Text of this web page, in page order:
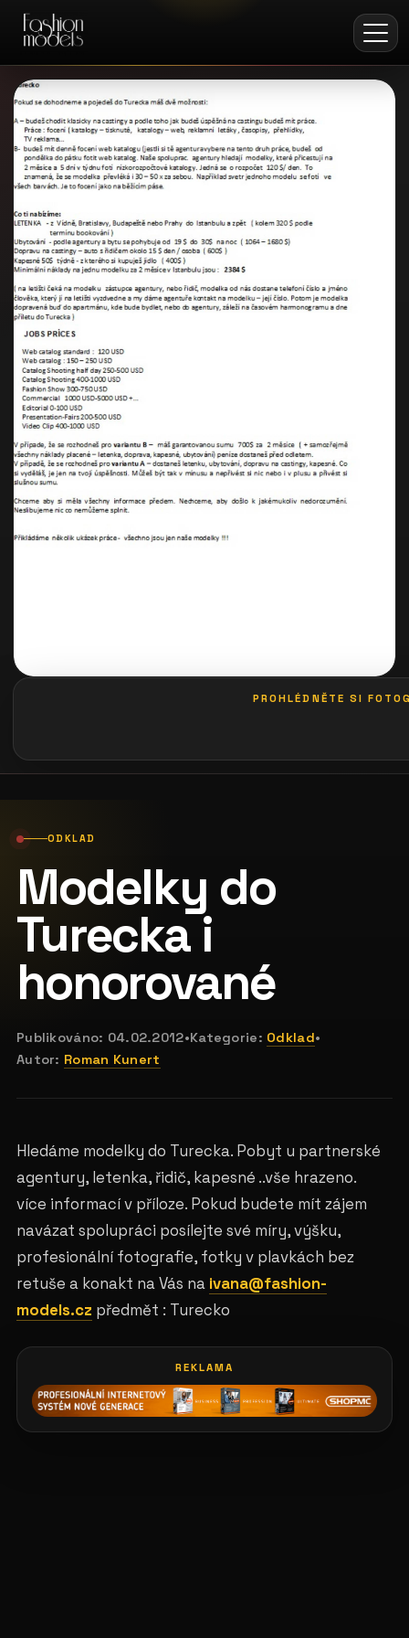
PROHLÉDNĚTE SI
ODKLAD
Modelky do
Turecka i
honorované
Publikováno: 04.02.2012•Kategorie: Odklad•
Autor: Roman Kunert
Hledáme modelky do Turecka. Pobyt u partnerské
agentury, letenka, řidič, kapesné ..vše hrazeno.
více informací v příloze. Pokud budete mít zájem
navázat spolupráci posílejte své míry, výšku,
profesionální fotografie, fotky v plavkách bez
retuše a konakt na Vás na ivana@fashion-
models.cz předmět : Turecko
REKLAMA